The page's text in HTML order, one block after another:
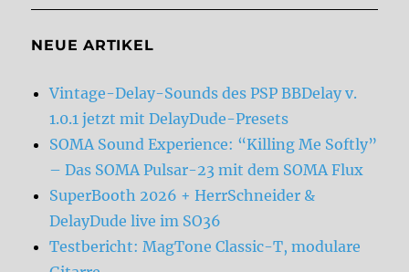
NEUE ARTIKEL
Vintage-Delay-Sounds des PSP BBDelay v.
1.0.1 jetzt mit DelayDude-Presets
SOMA Sound Experience: “Killing Me Softly”
– Das SOMA Pulsar-23 mit dem SOMA Flux
SuperBooth 2026 + HerrSchneider &
DelayDude live im SO36
Testbericht: MagTone Classic-T, modulare